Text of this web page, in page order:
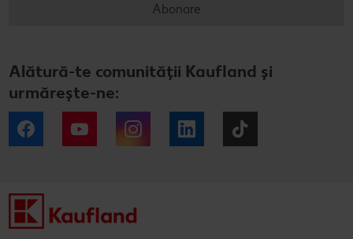
Abonare
Alătură-te comunității Kaufland și
urmărește-ne:
Facebook YouTube Instagram LinkedIn